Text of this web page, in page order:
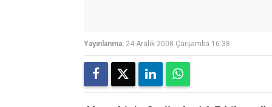
Yayınlanma: 24 Aralık 2008 Çarşamba 16:38